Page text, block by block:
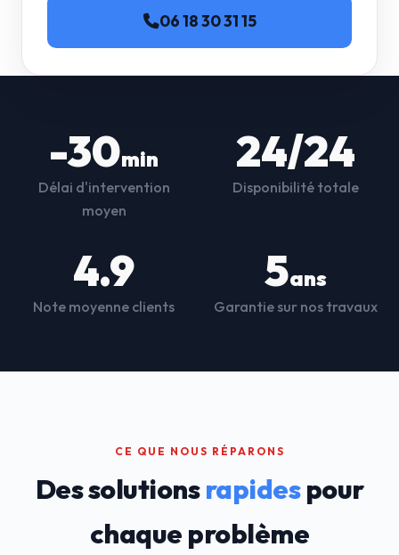
06 18 30 31 15
-30min
Délai d'intervention
moyen
24/24
Disponibilité totale
4.9
Note moyenne clients
5ans
Garantie sur nos travaux
CE QUE NOUS RÉPARONS
Des solutionsrapidespour
chaque problème